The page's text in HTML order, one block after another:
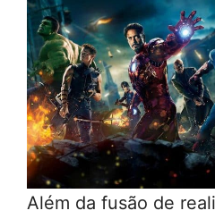
Além da fusão de